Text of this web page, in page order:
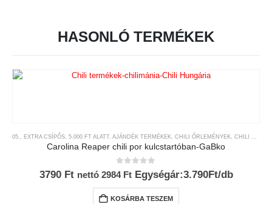
HASONLÓ TERMÉKEK
05., EXTRA CSÍPŐS 5.000 FT ALATT AJÁNDÉK TERMÉKEK CHILI ŐRLEMÉNYEK CHILI TERMÉKEK
Carolina Reaper chili por kulcstartóban-GaBko
0 az 5-ből
3790 Ft nettó 2984 Ft Egységár:3.790Ft/db
KOSÁRBA TESZEM